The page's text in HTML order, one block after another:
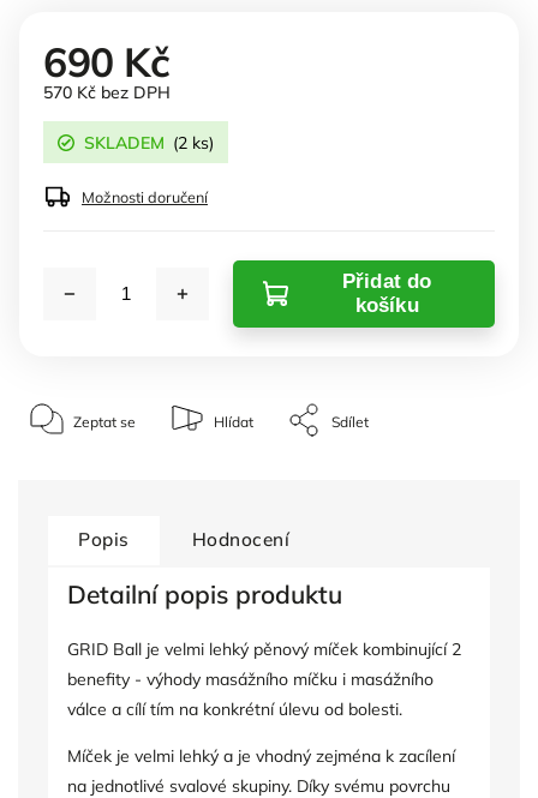
690 Kč
570 Kč bez DPH
SKLADEM (2 ks)
Možnosti doručení
Přidat do
košíku
Zeptat se Hlídat Sdílet
Popis Hodnocení
Detailní popis produktu
GRID Ball je velmi lehký pěnový míček kombinující 2
benefity - výhody masážního míčku i masážního
válce a cílí tím na konkrétní úlevu od bolesti.
Míček je velmi lehký a je vhodný zejména k zacílení
na jednotlivé svalové skupiny. Díky svému povrchu